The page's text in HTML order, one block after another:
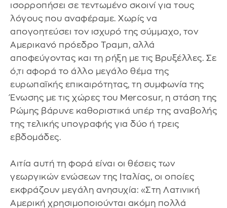
ισορροπήσει σε τεντωμένο σκοινί για τους
λόγους που αναφέραμε. Χωρίς να
απογοητεύσει τον ισχυρό της σύμμαχο, τον
Αμερικανό πρόεδρο Τραμπ, αλλά
αποφεύγοντας και τη ρήξη με τις Βρυξέλλες. Σε
ό,τι αφορά το άλλο μεγάλο θέμα της
ευρωπαϊκής επικαιρότητας, τη συμφωνία της
Ένωσης με τις χώρες του Mercosur, η στάση της
Ρώμης βάρυνε καθοριστικά υπέρ της αναβολής
της τελικής υπογραφής για δύο ή τρεις
εβδομάδες.
Αιτία αυτή τη φορά είναι οι θέσεις των
γεωργικών ενώσεων της Ιταλίας, οι οποίες
εκφράζουν μεγάλη ανησυχία: «Στη Λατινική
Αμερική χρησιμοποιούνται ακόμη πολλά